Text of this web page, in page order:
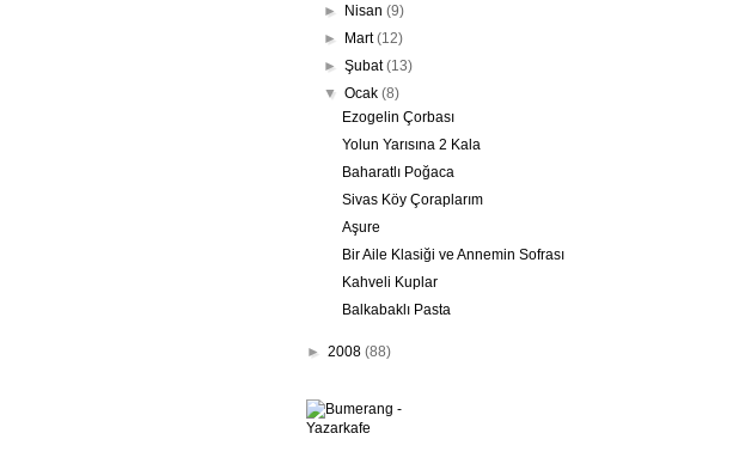
► Nisan(9)
► Mart(12)
►Şubat(13)
▼Ocak(8)
Ezogelin Çorbası
Yolun Yarısına 2 Kala
Baharatlı Poğaca
Sivas Köy Çoraplarım
Aşure
Bir Aile Klasiği ve Annemin Sofrası
Kahveli Kuplar
Balkabaklı Pasta
► 2008 (88)